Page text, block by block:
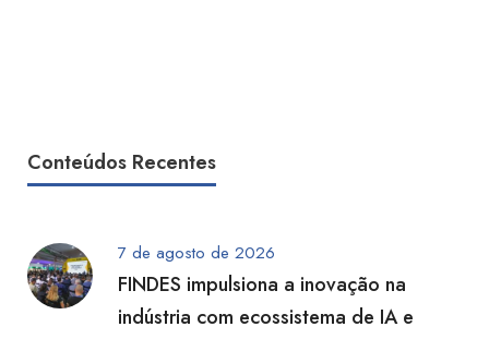
Conteúdos Recentes
7 de agosto de 2026
FINDES impulsiona a inovação na
indústria com ecossistema de IA e